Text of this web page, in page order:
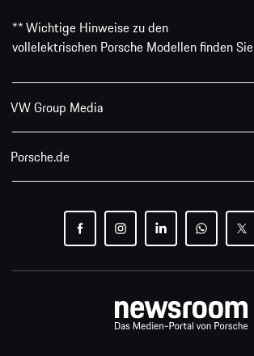
** Wichtige Hinweise zu den
vollelektrischen Porsche Modellen finden Sie
VW Group Media
Porsche.de